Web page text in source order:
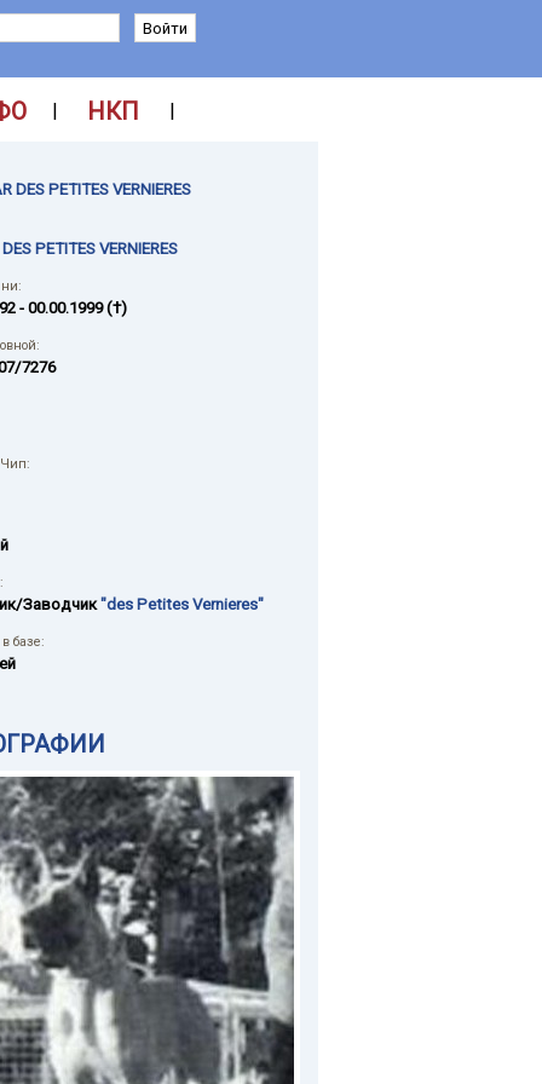
| НКП |
DES PETITES VERNIERES
PETITES VERNIERES
- 00.00.1999 (†)
7276
Заводчик"des Petites Vernieres"
базе: